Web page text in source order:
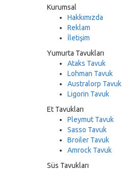
Kurumsal
Hakkımızda
Reklam
İletişim
Yumurta Tavukları
Ataks Tavuk
Lohman Tavuk
Australorp Tavuk
Ligorin Tavuk
Et Tavukları
Pleymut Tavuk
Sasso Tavuk
Broiler Tavuk
Amrock Tavuk
Süs Tavukları